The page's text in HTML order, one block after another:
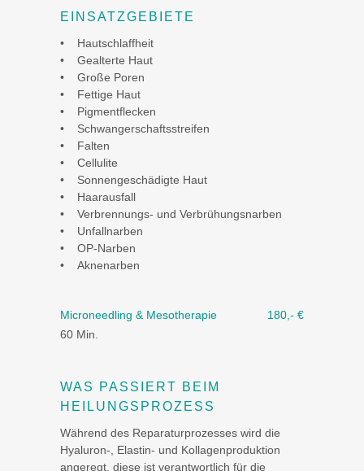
EINSATZGEBIETE
• Hautschlaffheit
• Gealterte Haut
• Große Poren
• Fettige Haut
• Pigmentflecken
• Schwangerschaftsstreifen
• Falten
• Cellulite
• Sonnengeschädigte Haut
• Haarausfall
• Verbrennungs- und Verbrühungsnarben
• Unfallnarben
• OP-Narben
• Aknenarben
Microneedling & Mesotherapie
180,- €
60 Min.
WAS PASSIERT BEIM
HEILUNGSPROZESS
Während des Reparaturprozesses wird die
Hyaluron-, Elastin- und Kollagenproduktion
angeregt, diese ist verantwortlich für die